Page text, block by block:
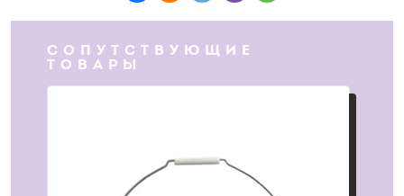
СОПУТСТВУЮЩИЕ
ТОВАРЫ